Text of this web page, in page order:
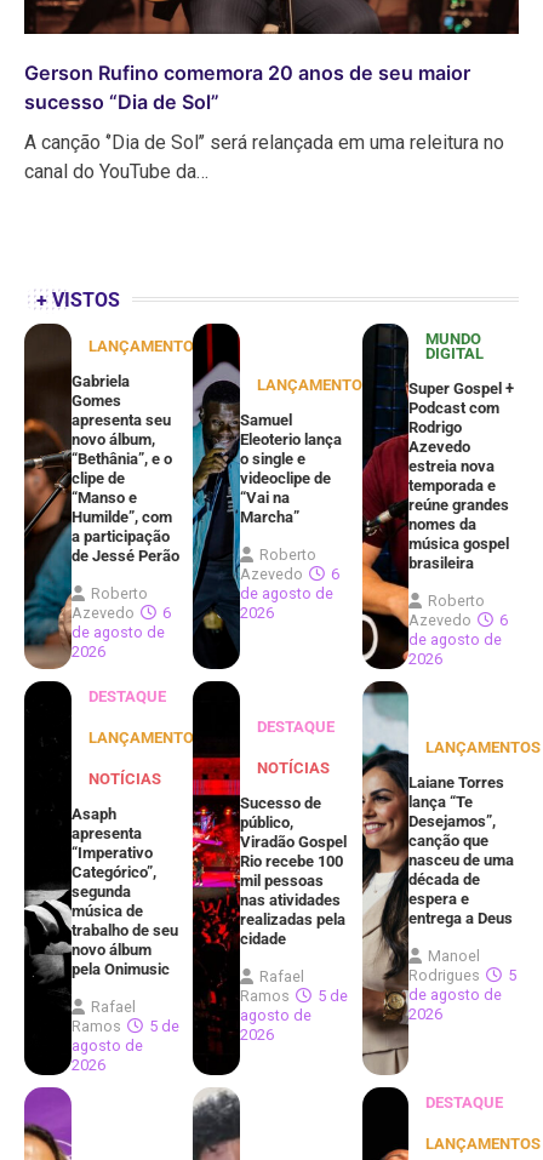
Gerson Rufino comemora 20 anos de seu maior
sucesso “Dia de Sol”
A canção ‘’Dia de Sol’’ será relançada em uma releitura no
canal do YouTube da…
+ VISTOS
LANÇAMENTOS
Gabriela
Gomes
apresenta seu
novo álbum,
“Bethânia”, e o
clipe de
“Manso e
Humilde”, com
a participação
de Jessé Perão
Roberto
Azevedo
6
de agosto de
2026
LANÇAMENTOS
Samuel
Eleoterio lança
o single e
videoclipe de
“Vai na
Marcha”
Roberto
Azevedo
6
de agosto de
2026
MUNDO
DIGITAL
Super Gospel +
Podcast com
Rodrigo
Azevedo
estreia nova
temporada e
reúne grandes
nomes da
música gospel
brasileira
Roberto
Azevedo
6
de agosto de
2026
DESTAQUE
LANÇAMENTOS
NOTÍCIAS
Asaph
apresenta
“Imperativo
Categórico”,
segunda
música de
trabalho de seu
novo álbum
pela Onimusic
Rafael
Ramos
5 de
agosto de
2026
DESTAQUE
NOTÍCIAS
Sucesso de
público,
Viradão Gospel
Rio recebe 100
mil pessoas
nas atividades
realizadas pela
cidade
Rafael
Ramos
5 de
agosto de
2026
LANÇAMENTOS
Laiane Torres
lança “Te
Desejamos”,
canção que
nasceu de uma
década de
espera e
entrega a Deus
Manoel
Rodrigues
5
de agosto de
2026
DESTAQUE
LANÇAMENTOS